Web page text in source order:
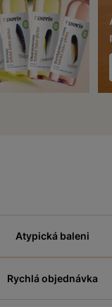
Atypická baleni
Rychlá objednávka